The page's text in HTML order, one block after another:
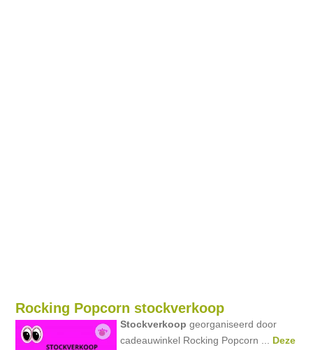
Rocking Popcorn stockverkoop
Stockverkoop georganiseerd door
cadeauwinkel Rocking Popcorn ... Deze